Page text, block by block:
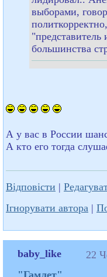
выборами,
"представитель
большинства
А у вас в России
А кто его тогда
Відповісти |
Ігнорувати автора |
baby_like
"Гамлет"
22